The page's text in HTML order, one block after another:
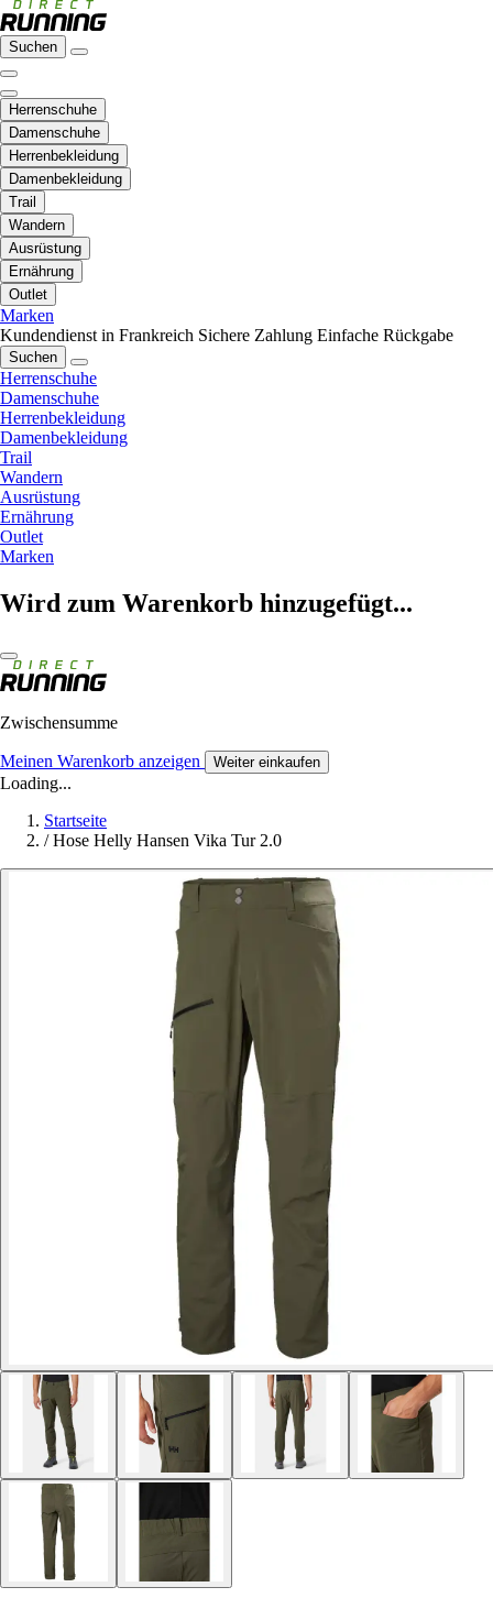
Suchen
Herrenschuhe
Damenschuhe
Herrenbekleidung
Damenbekleidung
Trail
Wandern
Ausrüstung
Ernährung
Outlet
Marken
Kundendienst in Frankreich Sichere Zahlung Einfache Rückgabe
Suchen
Herrenschuhe
Damenschuhe
Herrenbekleidung
Damenbekleidung
Trail
Wandern
Ausrüstung
Ernährung
Outlet
Marken
Wird zum Warenkorb hinzugefügt...
Zwischensumme
Meinen Warenkorb anzeigen Weiter einkaufen
Loading...
Startseite
/ Hose Helly Hansen Vika Tur 2.0